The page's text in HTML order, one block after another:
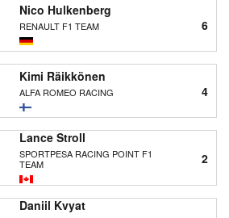
Nico Hulkenberg
RENAULT F1 TEAM 6
Kimi Räikkönen
ALFA ROMEO RACING 4
Lance Stroll
SPORTPESA RACING POINT F1
TEAM
2
Daniil Kvyat